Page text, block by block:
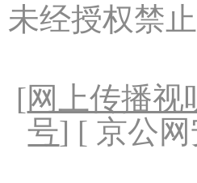
未经授权禁
[网上传播视
号] [ 京公网